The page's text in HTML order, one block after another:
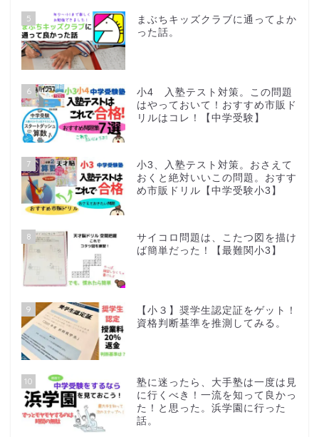
5
まぶちキッズクラブに通ってよか
った話。
6
小4 入塾テスト対策。この問題
はやっておいて！おすすめ市販ド
リルはコレ！【中学受験】
7
小3、入塾テスト対策。おさえて
おくと絶対いいこの問題。おすす
め市販ドリル【中学受験小3】
8
サイコロ問題は、こたつ図を描け
ば簡単だった！【最難関小3】
9
【小３】奨学生認定証をゲット！
資格判断基準を推測してみる。
10
塾に迷ったら、大手塾は一度は見
に行くべき！一流を知って良かっ
た！と思った。浜学園に行った
話。